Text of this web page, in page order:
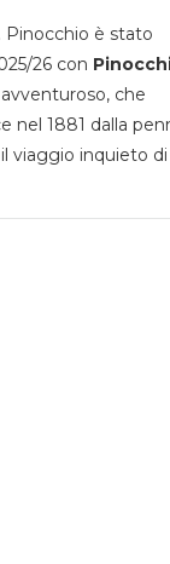
Pinocchio è stato
26 con
che
nel 1881 dalla
viaggio inquieto di